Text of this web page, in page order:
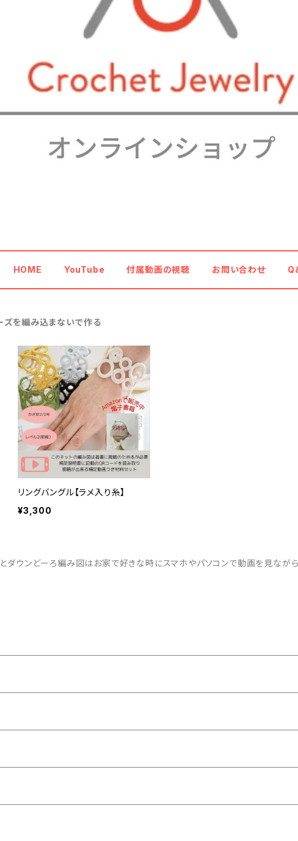
HOME YouTube 付属動画の視聴 お問い合わせ Q
ズを編み込まないで作る
リングバングル【ラメ入り糸】
¥3,300
ダウンどーろ編み図はお家で好きな時にスマホやパソコンで動画を見ながら